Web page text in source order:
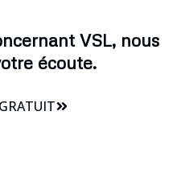
VSL, nous
écoute.